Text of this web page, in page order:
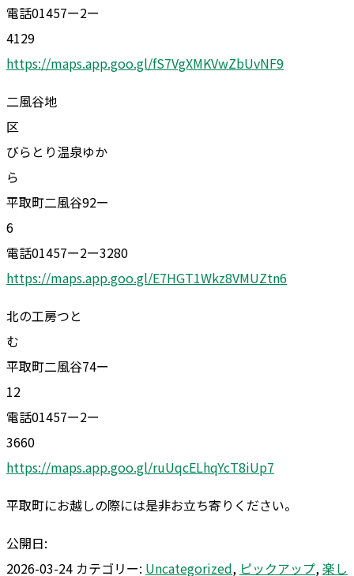
電話01457ー2ー
4129
https://maps.app.goo.gl/fS7VgXMKVwZbUvNF9
二風谷地
びらとり温泉ゆか
平取町二風谷92ー
電話01457ー2ー3280
https://maps.app.goo.gl/E7HGT1Wkz8VMUZtn6
北の工房つと
平取町二風谷74ー
電話01457ー2ー
3660
https://maps.app.goo.gl/ruUqcELhqYcT8iUp7
平取町にお越しの際には是非お立ち寄りください。
公開日:
2026-03-24 カテゴリー: Uncategorized, ピックアップ,楽し